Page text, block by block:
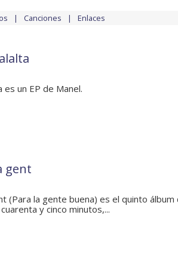
Canciones Enlaces
es un EP de Manel.
gent
(Para la gente buena) es el quinto
y cinco minutos,...